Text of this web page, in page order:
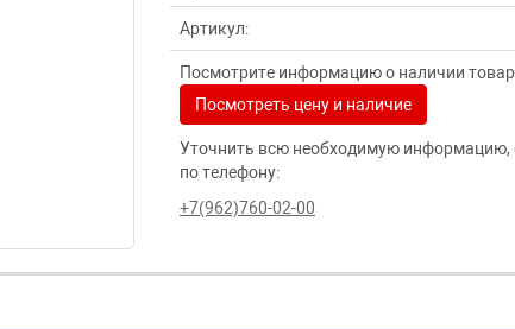
Артикул:
Посмотрите информацию о наличии
Посмотреть цену и наличие
Уточнить всю необходимую
по телефону:
+7(962)760-02-00